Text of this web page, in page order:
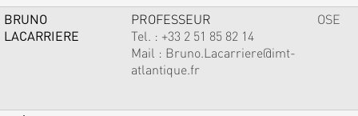
BRUNO
LACARRIERE
PROFESSEUR
Tel. : +33 2 51 85 82 14
Mail : Bruno.Lacarriere@imt-
atlantique.fr
OSE